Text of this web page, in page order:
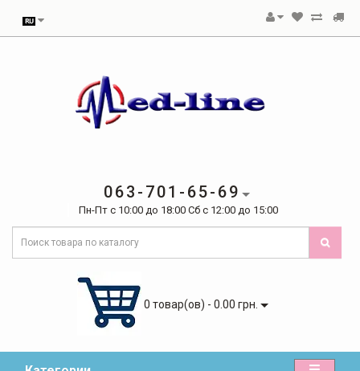
063-701-65-69
Пн-Пт с 10:00 до 18:00 Сб с 12:00 до 15:00
0 товар(ов) - 0.00 грн.